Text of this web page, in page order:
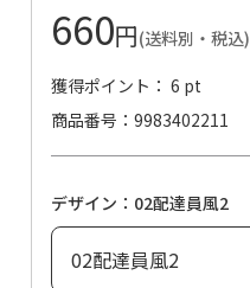
660円(送料別・税込)
獲得ポイント： 6 pt
商品番号
9983402211
デザイン：02配達員風2